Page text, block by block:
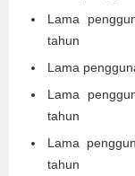
Lama
tahun
Lama
Lama
tahun
Lama
tahun